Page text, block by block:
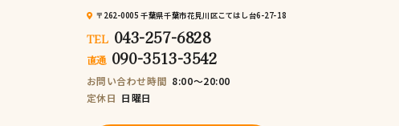
〒262-0005 千葉県千葉市花見川区こてはし台6-27-18
TEL 043-257-6828
直通 090-3513-3542
お問い合わせ時間 8:00～20:00
定休日 日曜日